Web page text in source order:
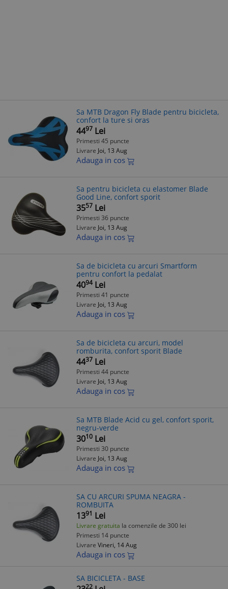
Sa MTB Dragon Fly Blade pentru bicicleta,
confort la ture si oras
4497 Lei
Primesti 45 puncte
Livrare Joi, 13 Aug
Adauga in cos
Sa pentru bicicleta cu elastomer Blade
Good Line, confort sporit
3557 Lei
Primesti 36 puncte
Livrare Joi, 13 Aug
Adauga in cos
Sa de bicicleta cu arcuri Smartform
pentru confort la pedalat
4094 Lei
Primesti 41 puncte
Livrare Joi, 13 Aug
Adauga in cos
Sa de bicicleta cu arcuri, model
romburita, confort sporit Blade
4437 Lei
Primesti 44 puncte
Livrare Joi, 13 Aug
Adauga in cos
Sa MTB Blade Acid cu gel, confort sporit,
negru-verde
3010 Lei
Primesti 30 puncte
Livrare Joi, 13 Aug
Adauga in cos
SA CU ARCURI SPUMA NEAGRA -
ROMBUITA
1391 Lei
Livrare gratuita la comenzile de 300 lei
Primesti 14 puncte
Livrare Vineri, 14 Aug
Adauga in cos
SA BICICLETA - BASE
22